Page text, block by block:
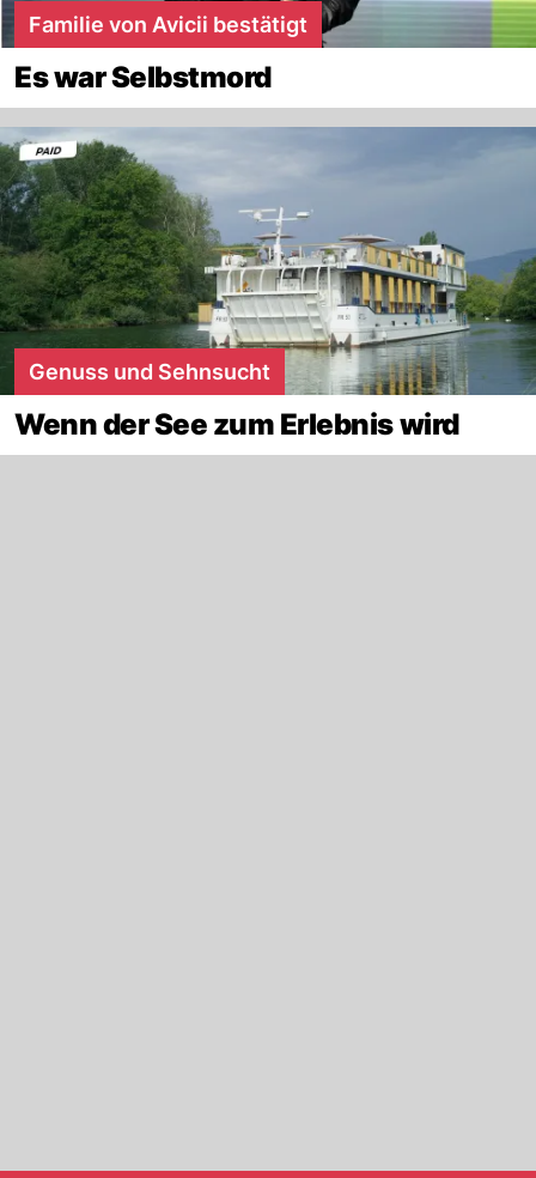
Familie von Avicii bestätigt
Es war Selbstmord
Genuss und Sehnsucht
Wenn der See zum Erlebnis wird